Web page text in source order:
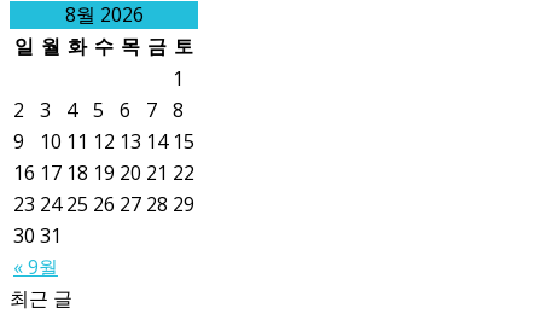
8월 2026
일 월 화 수 목 금 토
« 9월
1
2
3 4 5 6 7 8
9
10 11 12 13 14 15
16 17 18 19 20 21 22
23 24 25 26 27 28 29
30 31
최근 글